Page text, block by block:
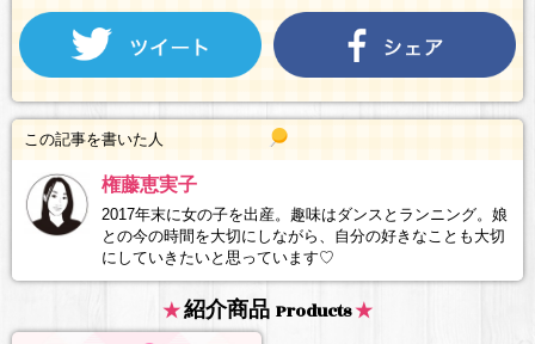
この記事を書いた人
権藤恵実子
2017年末に女の子を出産。趣味はダンスとランニング。娘
との今の時間を大切にしながら、自分の好きなことも大切
にしていきたいと思っています♡
紹介商品 Products